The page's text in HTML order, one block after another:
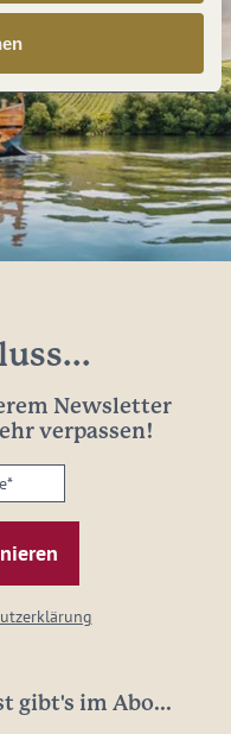
Newsletter
verpassen!
gibt's im Abo...